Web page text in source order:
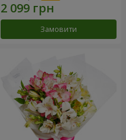
Замовити